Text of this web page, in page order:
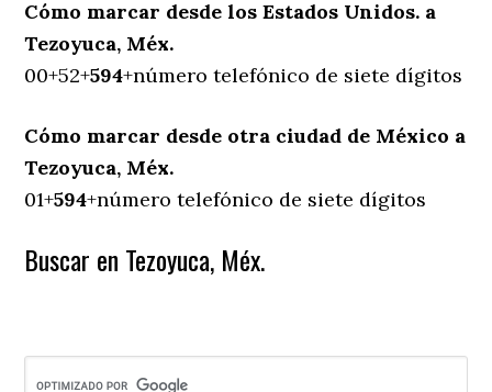
Cómo marcar desde los Estados Unidos. a
Tezoyuca, Méx.
00+52+594+número telefónico de siete dígitos
Cómo marcar desde otra ciudad de México a
Tezoyuca, Méx.
01+594+número telefónico de siete dígitos
Buscar en Tezoyuca, Méx.